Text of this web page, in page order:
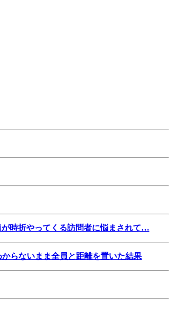
時折やってくる訪問者に悩まされて…
らないまま全員と距離を置いた結果